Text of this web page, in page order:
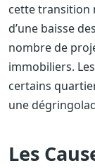
cette transition
d’une baisse
nombre de
immobiliers.
certains
une
Les